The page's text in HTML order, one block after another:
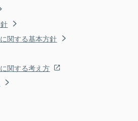
関する基本方針
関する考え方